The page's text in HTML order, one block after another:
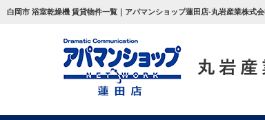
白岡市 浴室乾燥機 賃貸物件一覧｜アパマンショップ蓮田店-丸岩産業株式